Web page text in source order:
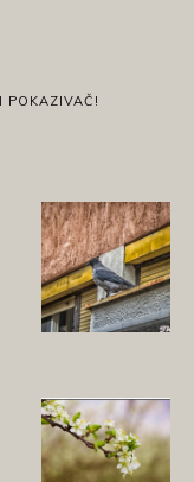
POKAZIVAČ!